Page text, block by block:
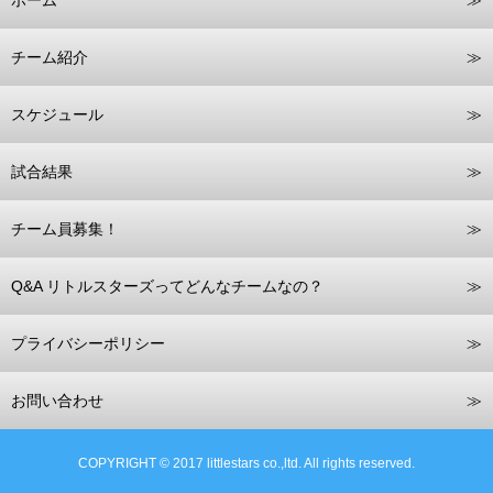
チーム紹介
スケジュール
試合結果
チーム員募集！
Q&A リトルスターズってどんなチームなの？
プライバシーポリシー
お問い合わせ
COPYRIGHT © 2017 littlestars co.,ltd. All rights reserved.